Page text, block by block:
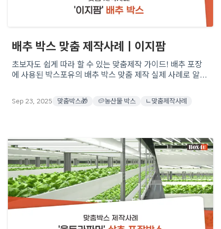
배추 박스 맞춤 제작사례ㅣ이지팜
초보자도 쉽게 따라 할 수 있는 맞춤제작 가이드! 배추 포장
에 사용된 박스포유의 배추 박스 맞춤 제작 실제 사례로 알아
Sep 23, 2025 맞춤박스🎁 🥔농산물 박스 ㄴ맞춤제작사례